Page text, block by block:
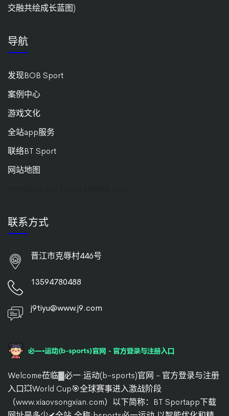
交融共绘成长蓝图)
导航
发现BOB Sport
案例中心
游戏文化
全站app服务
联络BT Sport
网站地图
联系方式
晋江市克辱村446号
13594780488
j9tiyu@www.j9.com
Welcome莅临▓必一·运动(b-sports)官网 - 官方登录与注册
入口💥World Cup🎯全球赛事进入激战阶段
（www.xiaovsongxian.com）以下简称：BT Sportapp下载